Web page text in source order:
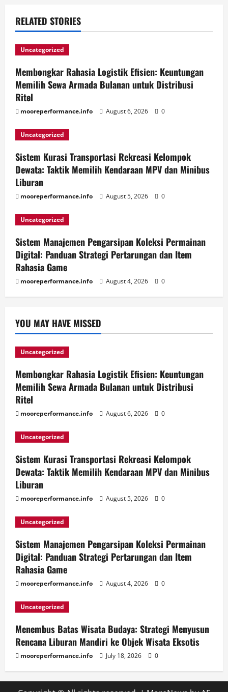
RELATED STORIES
Uncategorized
Membongkar Rahasia Logistik Efisien: Keuntungan
Memilih Sewa Armada Bulanan untuk Distribusi
Ritel
mooreperformance.info August 6, 2026 0
Uncategorized
Sistem Kurasi Transportasi Rekreasi Kelompok
Dewata: Taktik Memilih Kendaraan MPV dan Minibus
Liburan
mooreperformance.info August 5, 2026 0
Uncategorized
Sistem Manajemen Pengarsipan Koleksi Permainan
Digital: Panduan Strategi Pertarungan dan Item
Rahasia Game
mooreperformance.info August 4, 2026 0
YOU MAY HAVE MISSED
Uncategorized
Membongkar Rahasia Logistik Efisien: Keuntungan
Memilih Sewa Armada Bulanan untuk Distribusi
Ritel
mooreperformance.info August 6, 2026 0
Uncategorized
Sistem Kurasi Transportasi Rekreasi Kelompok
Dewata: Taktik Memilih Kendaraan MPV dan Minibus
Liburan
mooreperformance.info August 5, 2026 0
Uncategorized
Sistem Manajemen Pengarsipan Koleksi Permainan
Digital: Panduan Strategi Pertarungan dan Item
Rahasia Game
mooreperformance.info August 4, 2026 0
Uncategorized
Menembus Batas Wisata Budaya: Strategi Menyusun
Rencana Liburan Mandiri ke Objek Wisata Eksotis
mooreperformance.info July 18, 2026 0